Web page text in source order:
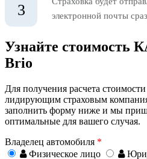
3
электронной почты
Узнайте стоимость
Brio
Для получения расчета
лидирующим страховым
заполнить форму ниже и мы
оптимальные для вашего случая.
Владелец автомобиля *
Физическое лицо